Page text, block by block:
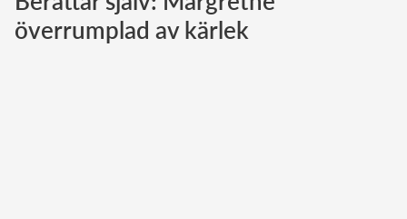
Norska kungahuset
överrumplad av kärlek